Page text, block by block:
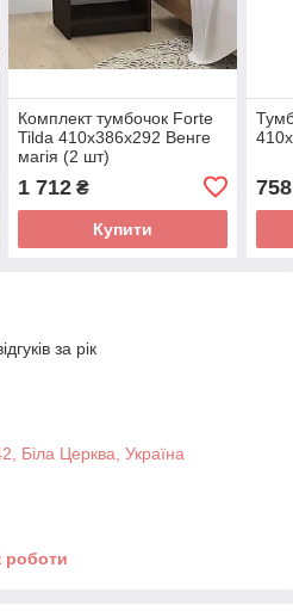
Комплект тумбочок Forte
Tilda 410x386x292 Венге
магія (2 шт)
1 712₴
Купити
758
за рік
Біла Церква, Україна
роботи